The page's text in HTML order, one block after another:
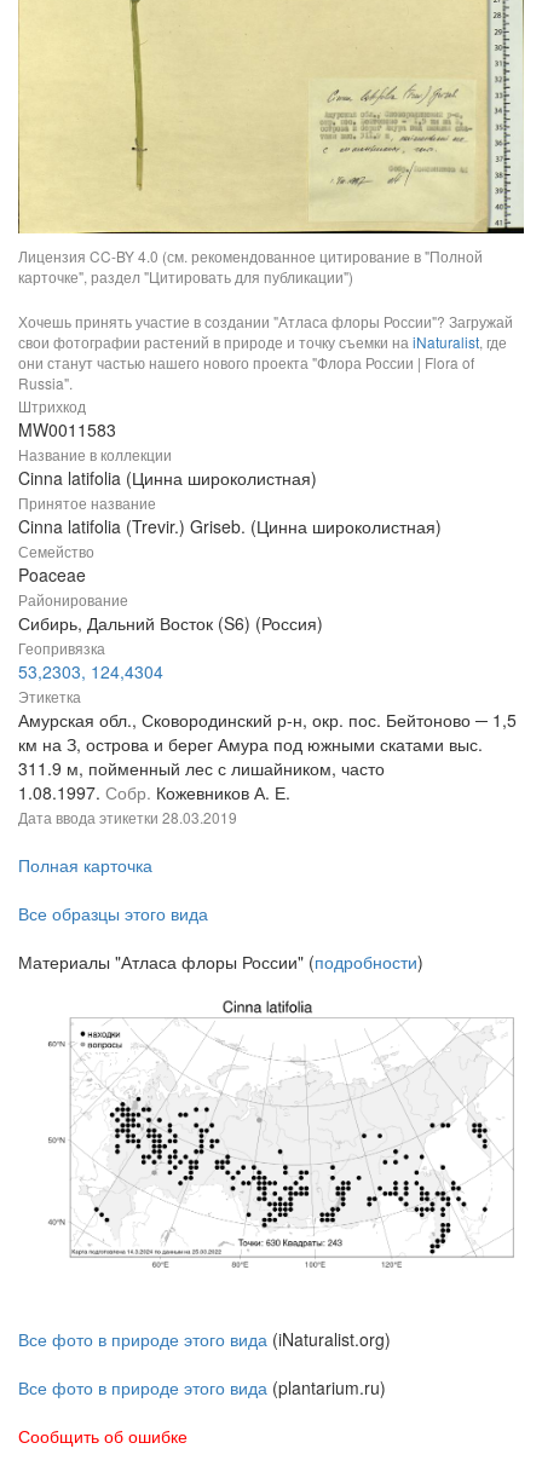
Лицензия CC-BY 4.0 (см. рекомендованное цитирование в "Полной
карточке", раздел "Цитировать для публикации")
Хочешь принять участие в создании "Атласа флоры России"? Загружай
свои фотографии растений в природе и точку съемки на iNaturalist, где
они станут частью нашего нового проекта "Флора России | Flora of
Russia".
Штрихкод
MW0011583
Название в коллекции
Cinna latifolia (Цинна широколистная)
Принятое название
Cinna latifolia (Trevir.) Griseb. (Цинна широколистная)
Семейство
Poaceae
Районирование
Сибирь, Дальний Восток (S6) (Россия)
Геопривязка
53,2303, 124,4304
Этикетка
Амурская обл., Сковородинский р-н, окр. пос. Бейтоново ─ 1,5
км на З, острова и берег Амура под южными скатами выс.
311.9 м, пойменный лес с лишайником, часто
1.08.1997. Собр. Кожевников А. Е.
Дата ввода этикетки 28.03.2019
Полная карточка
Все образцы этого вида
Материалы "Атласа флоры России" (подробности)
Все фото в природе этого вида (iNaturalist.org)
Все фото в природе этого вида (plantarium.ru)
Сообщить об ошибке